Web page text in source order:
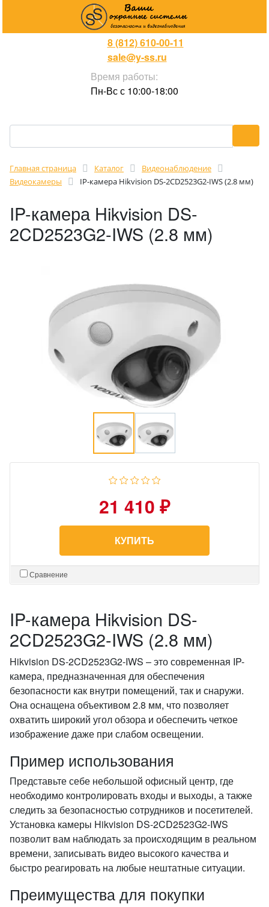
8 (812) 610-00-11
sale@y-ss.ru
Время работы:
Пн-Вс с 10:00-18:00
Главная страница Каталог
Видеонаблюдение
Видеокамеры
IP-камера Hikvision DS-2CD2523G2-IWS (2.8 мм)
IP-камера Hikvision DS-
2CD2523G2-IWS (2.8 мм)
21 410 ₽
КУПИТЬ
Сравнение
IP-камера Hikvision DS-
2CD2523G2-IWS (2.8 мм)
Hikvision DS-2CD2523G2-IWS – это современная IP-
камера, предназначенная для обеспечения
безопасности как внутри помещений, так и снаружи.
Она оснащена объективом 2.8 мм, что позволяет
охватить широкий угол обзора и обеспечить четкое
изображение даже при слабом освещении.
Пример использования
Представьте себе небольшой офисный центр, где
необходимо контролировать входы и выходы, а также
следить за безопасностью сотрудников и посетителей.
Установка камеры Hikvision DS-2CD2523G2-IWS
позволит вам наблюдать за происходящим в реальном
времени, записывать видео высокого качества и
быстро реагировать на любые нештатные ситуации.
Преимущества для покупки